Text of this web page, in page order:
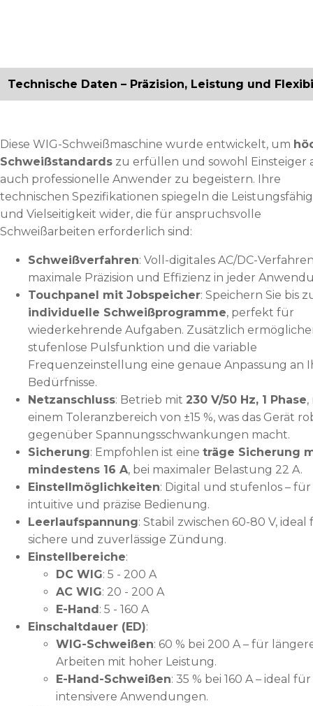
Technische Daten – Präzision, Leistung und
Diese WIG-Schweißmaschine wurde entwickelt, um
Schweißstandards zu erfüllen und sowohl Einsteiger
auch professionelle Anwender zu begeistern. Ihre
technischen Spezifikationen spiegeln die
und Vielseitigkeit wider, die für anspruchsvolle
Schweißarbeiten erforderlich sind:
Schweißverfahren: Voll-digitales AC/DC-
maximale Präzision und Effizienz in jeder
Touchpanel mit Jobspeicher: Speichern Sie bis
individuelle Schweißprogramme, perfekt für
wiederkehrende Aufgaben. Zusätzlich
stufenlose Pulsfunktion und die variable
Frequenzeinstellung eine genaue Anpassung an
Bedürfnisse.
Netzanschluss: Betrieb mit 230 V/50 Hz, 1 Phase,
einem Toleranzbereich von ±15 %, was das Gerät
gegenüber Spannungsschwankungen macht.
Sicherung: Empfohlen ist eine träge Sicherung
mindestens 16 A, bei maximaler Belastung 22 A.
Einstellmöglichkeiten: Digital und stufenlos – für
intuitive und präzise Bedienung.
Leerlaufspannung: Stabil zwischen 60-80 V, ideal
sichere und zuverlässige Zündung.
Einstellbereiche:
DC WIG: 5 - 200 A
AC WIG: 20 - 200 A
E-Hand: 5 - 160 A
Einschaltdauer (ED):
WIG-Schweißen: 60 % bei 200 A – für
Arbeiten mit hoher Leistung.
E-Hand-Schweißen: 35 % bei 160 A – ideal für
intensivere Anwendungen.